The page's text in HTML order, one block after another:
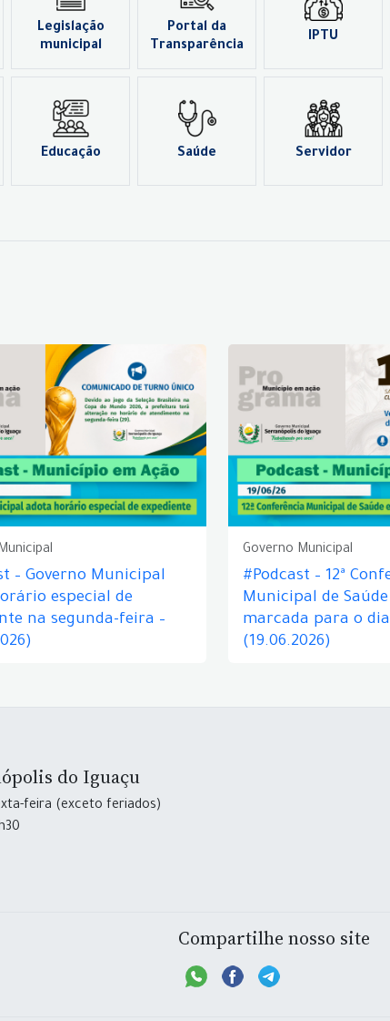
Legislação
municipal
Portal da
Transparência
IPTU
Educação Saúde Servidor
– Governo Municipal
especial de
na segunda-feira –
Governo Municipal
#Podcast – 12ª
Municipal de Saúde
marcada para o dia
(19.06.2026)
do Iguaçu
feira (exceto feriados)
Compartilhe nosso site